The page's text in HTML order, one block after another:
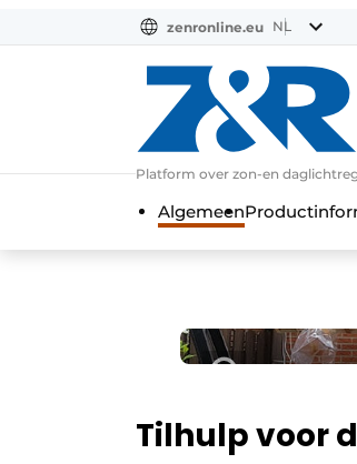
zenronline.eu NL
Platform over zon-en
Algemeen
Tilhulp voor